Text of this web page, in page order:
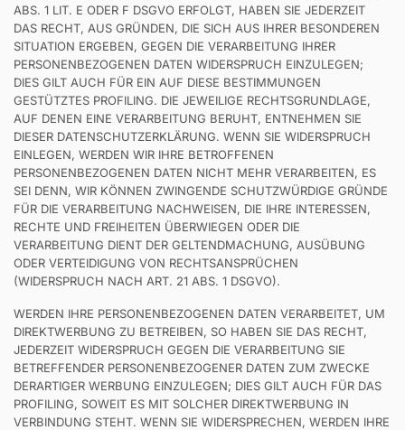
ABS. 1 LIT. E ODER F DSGVO ERFOLGT, HABEN SIE JEDERZEIT
DAS RECHT, AUS GRÜNDEN, DIE SICH AUS IHRER BESONDEREN
SITUATION ERGEBEN, GEGEN DIE VERARBEITUNG IHRER
PERSONENBEZOGENEN DATEN WIDERSPRUCH EINZULEGEN;
DIES GILT AUCH FÜR EIN AUF DIESE BESTIMMUNGEN
GESTÜTZTES PROFILING. DIE JEWEILIGE RECHTSGRUNDLAGE,
AUF DENEN EINE VERARBEITUNG BERUHT, ENTNEHMEN SIE
DIESER DATENSCHUTZERKLÄRUNG. WENN SIE WIDERSPRUCH
EINLEGEN, WERDEN WIR IHRE BETROFFENEN
PERSONENBEZOGENEN DATEN NICHT MEHR VERARBEITEN, ES
SEI DENN, WIR KÖNNEN ZWINGENDE SCHUTZWÜRDIGE GRÜNDE
FÜR DIE VERARBEITUNG NACHWEISEN, DIE IHRE INTERESSEN,
RECHTE UND FREIHEITEN ÜBERWIEGEN ODER DIE
VERARBEITUNG DIENT DER GELTENDMACHUNG, AUSÜBUNG
ODER VERTEIDIGUNG VON RECHTSANSPRÜCHEN
(WIDERSPRUCH NACH ART. 21 ABS. 1 DSGVO).
WERDEN IHRE PERSONENBEZOGENEN DATEN VERARBEITET, UM
DIREKTWERBUNG ZU BETREIBEN, SO HABEN SIE DAS RECHT,
JEDERZEIT WIDERSPRUCH GEGEN DIE VERARBEITUNG SIE
BETREFFENDER PERSONENBEZOGENER DATEN ZUM ZWECKE
DERARTIGER WERBUNG EINZULEGEN; DIES GILT AUCH FÜR DAS
PROFILING, SOWEIT ES MIT SOLCHER DIREKTWERBUNG IN
VERBINDUNG STEHT. WENN SIE WIDERSPRECHEN, WERDEN IHRE